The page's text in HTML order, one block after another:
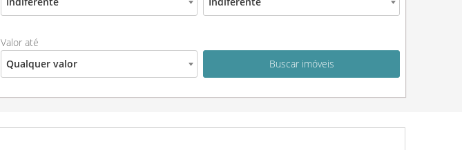
Valor até
Qualquer valor